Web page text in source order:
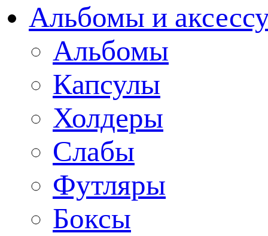
Альбомы и
Альбомы
Капсулы
Холдеры
Слабы
Футляры
Боксы